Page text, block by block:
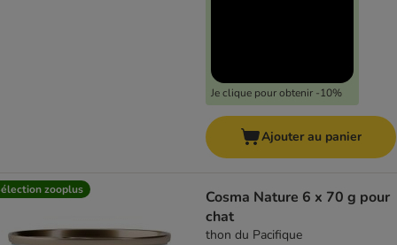
Je clique pour obtenir -10%
Ajouter au panier
zooplus
Cosma Nature 6 x 70 g pour
chat
thon du Pacifique